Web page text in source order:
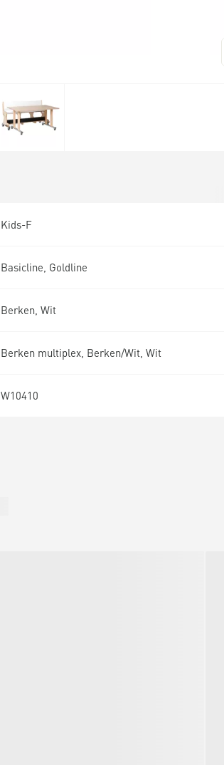
Kids-F
Basicline, Goldline
Berken, Wit
Berken multiplex, Berken/Wit, Wit
W10410